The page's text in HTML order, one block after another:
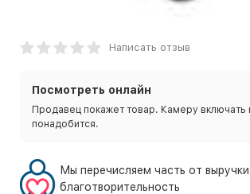
Написать отзыв
Посмотреть онлайн
Продавец покажет товар. Камеру включать
понадобится.
Мы перечисляем часть от
благотворительность